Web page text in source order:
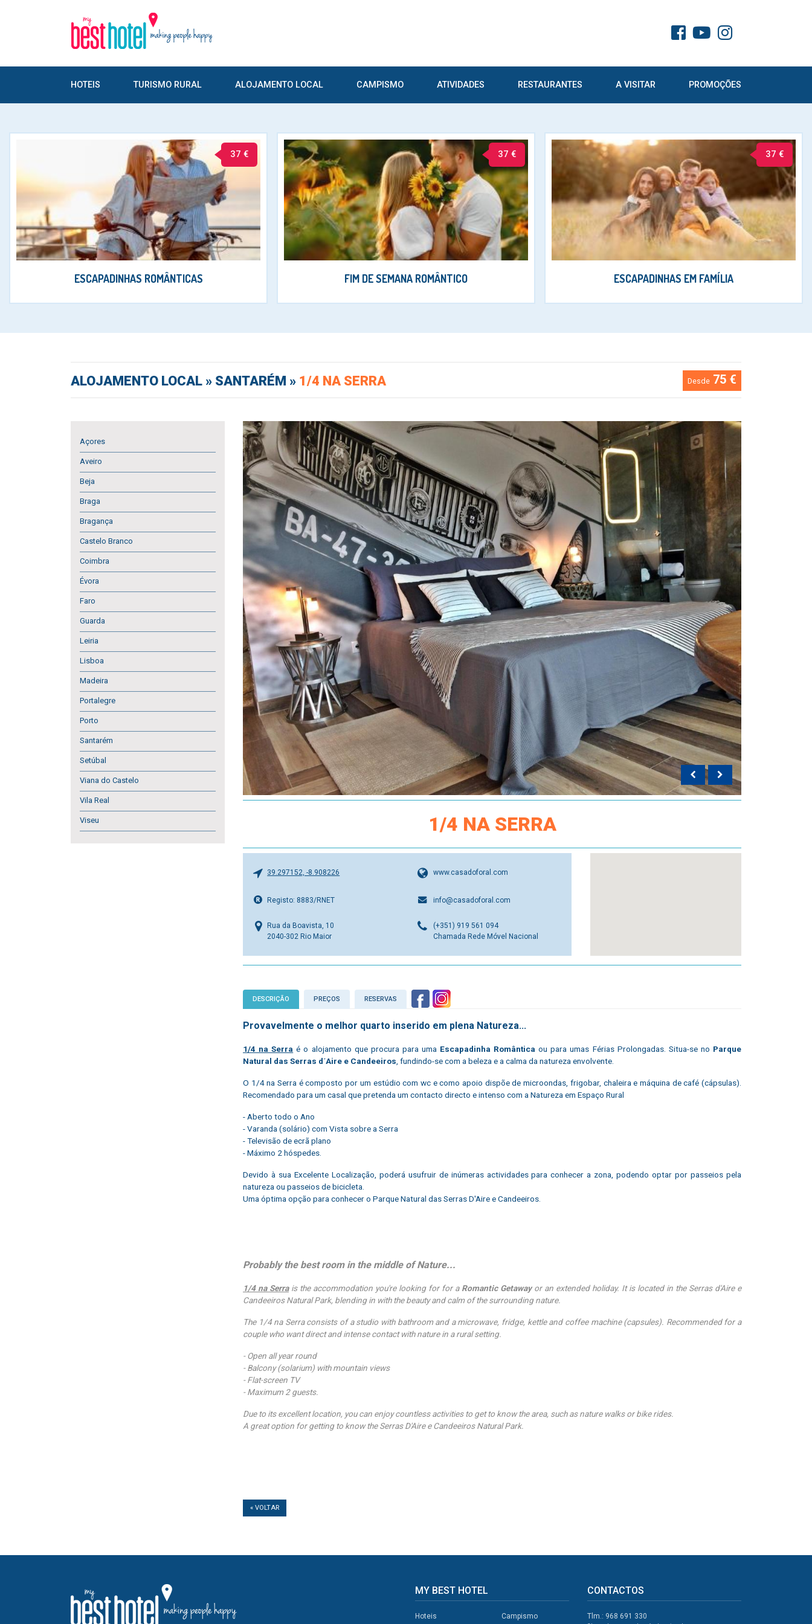
HOTEIS TURISMO RURAL ALOJAMENTO LOCAL CAMPISMO ATIVIDADES RESTAURANTES A VISITAR PROMOÇÕES
37 €
ESCAPADINHAS ROMÂNTICAS
37 €
FIM DE SEMANA ROMÂNTICO
37 €
ESCAPADINHAS EM FAMÍLIA
ALOJAMENTO LOCAL » SANTARÉM » 1/4 NA SERRA Desde 75 €
Açores
Aveiro
Beja
Braga
Bragança
Castelo Branco
Coimbra
Évora
Faro
Guarda
Leiria
Lisboa
Madeira
Portalegre
Porto
Santarém
Setúbal
Viana do Castelo
Vila Real
Viseu 1/4 NA SERRA
39.297152, -8.908226
Registo: 8883/RNET
Rua da Boavista, 10
2040-302 Rio Maior
www.casadoforal.com
info@casadoforal.com
(+351) 919 561 094
Chamada Rede Móvel Nacional
DESCRIÇÃO PREÇOS RESERVAS
Provavelmente o melhor quarto inserido em plena Natureza...
1/4 na Serra é o alojamento que procura para uma Escapadinha Romântica ou para umas Férias Prolongadas. Situa-se no Parque
Natural das Serras d´Aire e Candeeiros , fundindo-se com a beleza e a calma da natureza envolvente.
O 1/4 na Serra é composto por um estúdio com wc e como apoio dispõe de microondas, frigobar, chaleira e máquina de café (cápsulas).
Recomendado para um casal que pretenda um contacto directo e intenso com a Natureza em Espaço Rural
- Aberto todo o Ano
- Varanda (solário) com Vista sobre a Serra
- Televisão de ecrã plano
- Máximo 2 hóspedes.
Devido à sua Excelente Localização, poderá usufruir de inúmeras actividades para conhecer a zona, podendo optar por passeios pela
natureza ou passeios de bicicleta.
Uma óptima opção para conhecer o Parque Natural das Serras D'Aire e Candeeiros.
Probably the best room in the middle of Nature...
1/4 na Serrais the accommodation you're looking for for a Romantic Getawayor an extended holiday. It is located in the Serras d'Aire e
Candeeiros Natural Park, blending in with the beauty and calm of the surrounding nature.
The 1/4 na Serra consists of a studio with bathroom and a microwave, fridge, kettle and coffee machine (capsules). Recommended for a
couple who want direct and intense contact with nature in a rural setting.
- Open all year round
- Balcony (solarium) with mountain views
- Flat-screen TV
- Maximum 2 guests.
Due to its excellent location, you can enjoy countless activities to get to know the area, such as nature walks or bike rides.
A great option for getting to know the Serras D'Aire e Candeeiros Natural Park.
« VOLTAR
MY BEST HOTEL
Hoteis Campismo
CONTACTOS
Tlm.: 968 691 330